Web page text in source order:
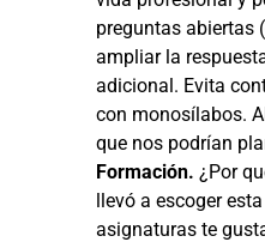
preguntas abiertas
ampliar la
adicional. Evita
con monosílabos.
que nos podrían
Formación. ¿Por
llevó a escoger
asignaturas te